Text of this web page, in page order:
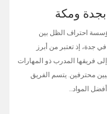
ومكة
احتراف الظل بين
إذ تعتبر من أبرز
فريقها المدرب ذو المهارات
محترفين. يتسم الفريق
المواد…